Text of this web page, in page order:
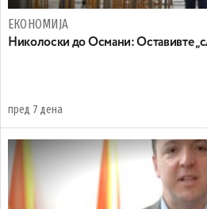
ЕКОНОМИЈА
Николоски до Османи: Oставивте
пред 7 дена